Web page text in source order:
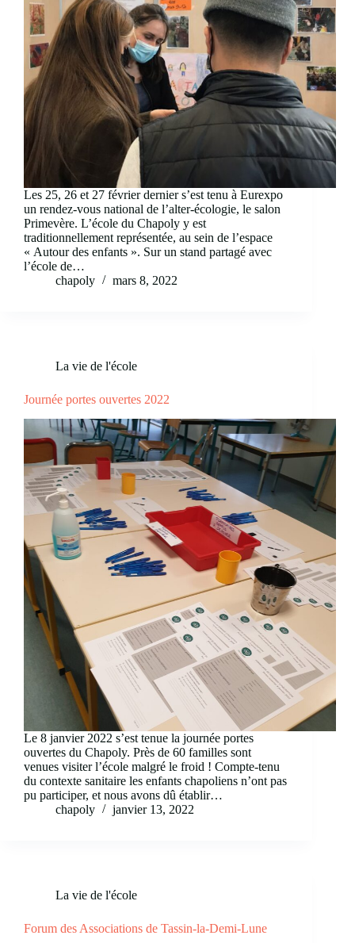
Les 25, 26 et 27 février dernier s’est tenu à Eurexpo
un rendez-vous national de l’alter-écologie, le salon
Primevère. L’école du Chapoly y est
traditionnellement représentée, au sein de l’espace
« Autour des enfants ». Sur un stand partagé avec
l’école de…
chapoly
mars 8, 2022
La vie de l'école
Journée portes ouvertes 2022
Le 8 janvier 2022 s’est tenue la journée portes
ouvertes du Chapoly. Près de 60 familles sont
venues visiter l’école malgré le froid ! Compte-tenu
du contexte sanitaire les enfants chapoliens n’ont pas
pu participer, et nous avons dû établir…
chapoly
janvier 13, 2022
La vie de l'école
Forum des Associations de Tassin-la-Demi-Lune